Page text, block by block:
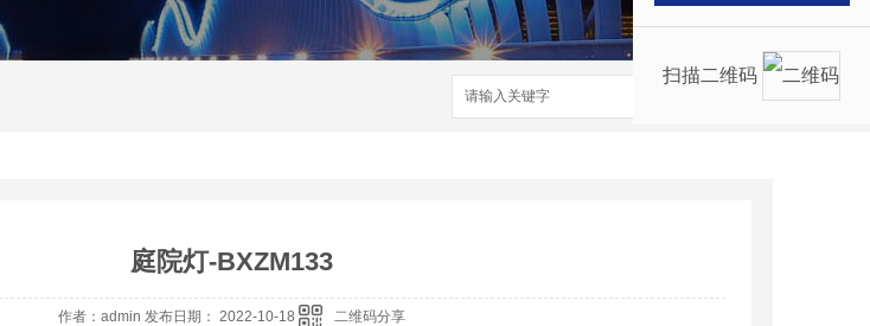
庭院灯-BXZM133
作者：admin 发布日期： 2022-10-18 二维码分享
扫描二维码